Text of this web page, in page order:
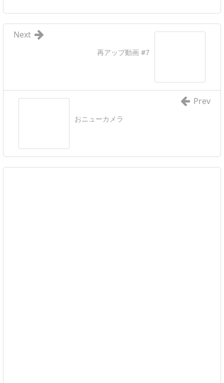
再アップ動画 #7
Next
おニューカメラ
Prev